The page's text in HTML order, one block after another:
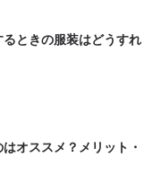
ときの服装はどうすれ
オススメ？メリット・